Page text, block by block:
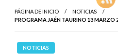
PÁGINA DE INICIO
NOTICIAS
PROGRAMA JAÉN TAURINO 13 MARZO
NOTICIAS